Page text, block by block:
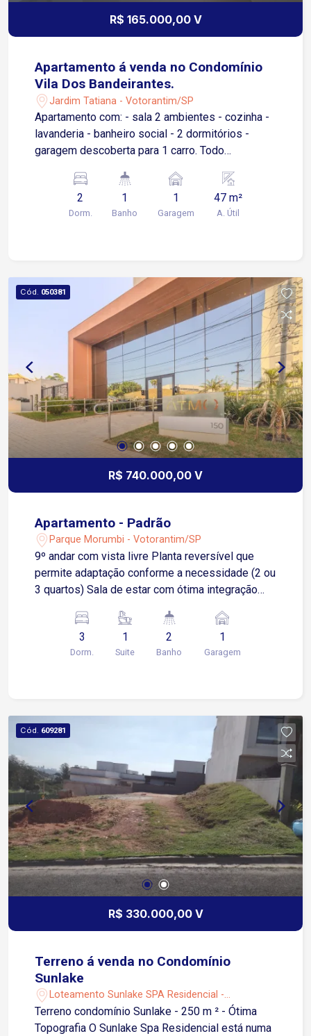
R$ 165.000,00 V
Apartamento á venda no Condomínio
Vila Dos Bandeirantes.
Jardim Tatiana - Votorantim/SP
Apartamento com: - sala 2 ambientes - cozinha -
lavanderia - banheiro social - 2 dormitórios -
garagem descoberta para 1 carro. Todo
2
Dorm.
1
Banho
1
Garagem
47 m²
A. Útil
Cód. 050381
R$ 740.000,00 V
Apartamento - Padrão
Parque Morumbi - Votorantim/SP
9º andar com vista livre Planta reversível que
permite adaptação conforme a necessidade (2 ou
3 quartos) Sala de estar com ótima integração
Varanda gourmet 1 vaga de garagem coberta
Imóvel já equipado com planejados em diversos
ambientes Aquecedor a gás com água quente em
minutos do Shopping Iguatemi Esplanada,
oferecendo praticidade para lazer, compras e
facilitando deslocamentos para diversas regiões
Condomínio completo com portaria 24h,
garantindo segurança e tranquilidade aos
moradores Piscina Playground Quadra esportiva
Salão de festas Academia equipada Salão de
jogos Não perca essa oportunidade!
3
Dorm.
1
Suite
2
Banho
1
Garagem
Cód. 609281
R$ 330.000,00 V
Terreno á venda no Condomínio
Sunlake
Loteamento Sunlake SPA Residencial -
Votorantim/SP
Terreno condomínio Sunlake - 250 m ² - Ótima
Topografia O Sunlake Spa Residencial está numa